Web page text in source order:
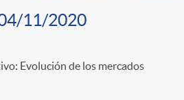
11/2020
Evolución de los mercados